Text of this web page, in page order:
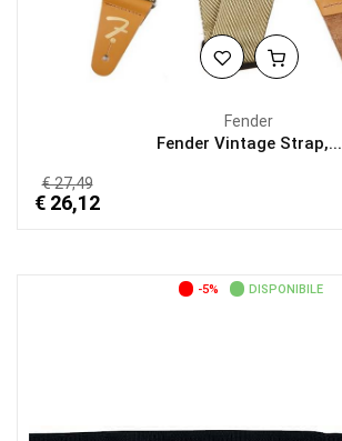
Fender
Fender Vintage Strap,...
€ 27,49
€ 26,12
-5% DISPONIBILE